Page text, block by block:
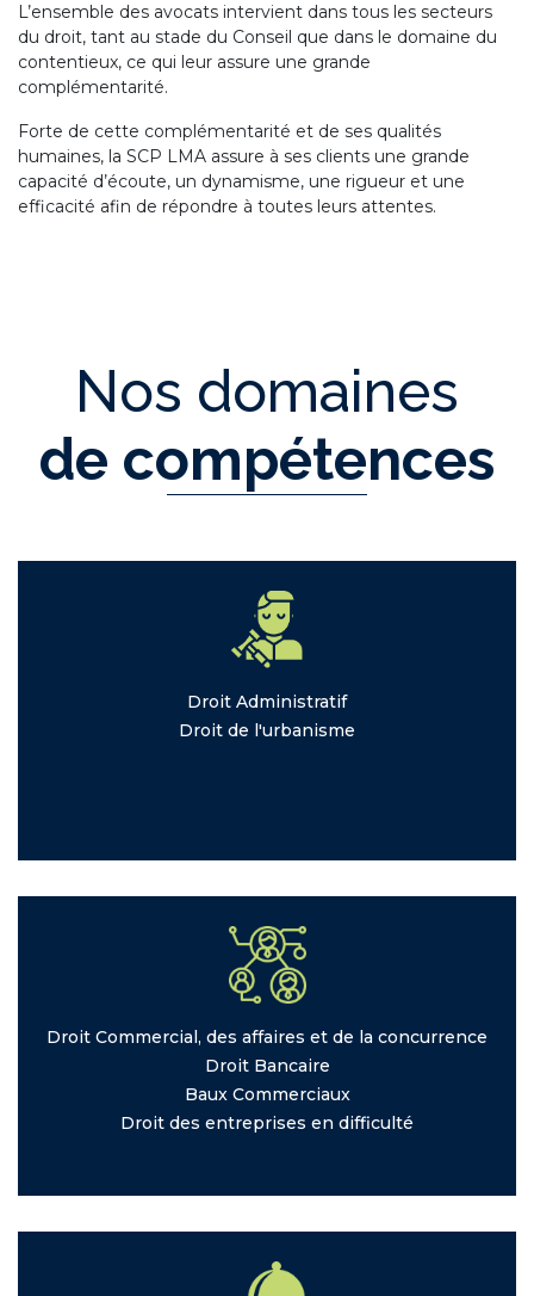
L’ensemble des avocats intervient dans tous les secteurs
du droit, tant au stade du Conseil que dans le domaine du
contentieux, ce qui leur assure une grande
complémentarité.
Forte de cette complémentarité et de ses qualités
humaines, la SCP LMA assure à ses clients une grande
capacité d’écoute, un dynamisme, une rigueur et une
efficacité afin de répondre à toutes leurs attentes.
Nos domaines
de compétences
Droit Administratif
Droit de l'urbanisme
Droit Commercial, des affaires et de la concurrence
Droit Bancaire
Baux Commerciaux
Droit des entreprises en difficulté